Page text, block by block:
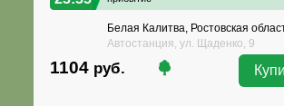
Белая Калитва, Ростовская
Автостанция, ул. Щаденко, 9
1104 руб.